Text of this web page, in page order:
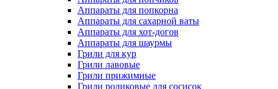
Аппараты для попкорна
Аппараты для сахарной ваты
Аппараты для хот-догов
Аппараты для шаурмы
Грили для кур
Грили лавовые
Грили прижимные
Грили роликовые для сосисок